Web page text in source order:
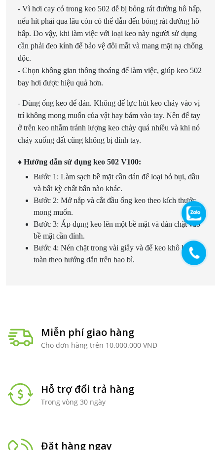
- Vì hơi cay có trong keo 502 dễ bị bỏng rát đường hô hấp,
nếu hít phải qua lâu còn có thể dẫn đến bỏng rát đường hô
hấp. Do vậy, khi làm việc với loại keo này người sử dụng
cần phải đeo kính để bảo vệ đôi mắt và mang mặt nạ chống
độc.
- Chọn không gian thông thoáng để làm việc, giúp keo 502
bay hơi được hiệu quả hơn.
- Dùng ống keo để dán. Không để lực hút keo chảy vào vị
trí không mong muốn của vật hay bám vào tay. Nên để tay
ở trên keo nhằm tránh lượng keo chảy quá nhiều và khi nó
chảy xuống đất cũng không bị dính tay.
♦ Hướng dẫn sử dụng keo 502 V100:
Bước 1: Làm sạch bề mặt cần dán để loại bỏ bụi, dầu
và bất kỳ chất bẩn nào khác.
Bước 2: Mở nắp và cắt đầu ống keo theo kích thước
mong muốn.
Bước 3: Áp dụng keo lên một bề mặt và dán chặt vào
bề mặt cần dính.
Bước 4: Nén chặt trong vài giây và để keo khô hoàn
toàn theo hướng dẫn trên bao bì.
Miễn phí giao hàng
Cho đơn hàng trên 10.000.000 VNĐ
Hỗ trợ đổi trả hàng
Trong vòng 30 ngày
Đặt hàng ngay